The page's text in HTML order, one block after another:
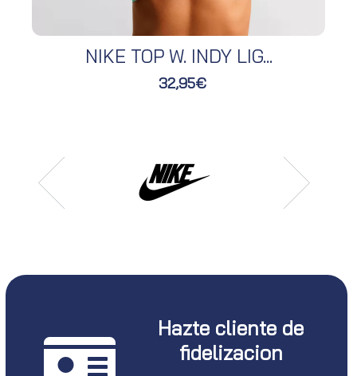
NIKE TOP W. INDY LIG...
32,95€
Hazte cliente de
fidelizacion